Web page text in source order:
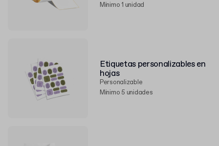
Mínimo 1 unidad
Etiquetas personalizables en
hojas
Personalizable
Mínimo 5 unidades